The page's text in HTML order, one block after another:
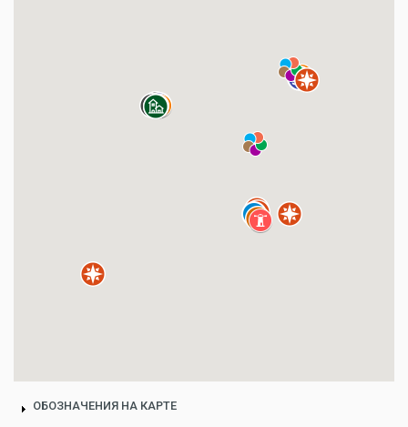
ОБОЗНАЧЕНИЯ НА КАРТЕ